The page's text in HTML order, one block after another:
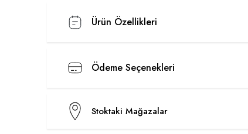
Ürün Özellikleri
Ödeme Seçenekleri
Stoktaki Mağazalar